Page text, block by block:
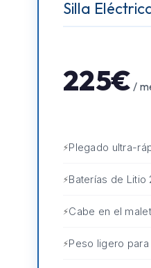
Silla
225€ /
Plegado ultra-
Baterías de Litio
Cabe en el
Peso ligero